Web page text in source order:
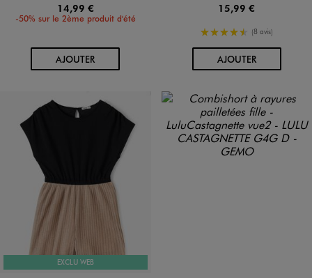
14,99 €
-50% sur le 2ème produit d'été
AJOUTERAU PANIER
15,99 €
4.5/5 de moyenne
(8 avis)
AJOUTERAU PANIER
EXCLU WEB